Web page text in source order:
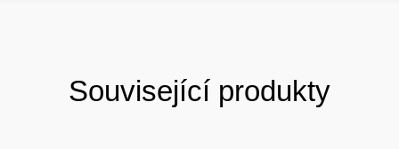
Související produkty